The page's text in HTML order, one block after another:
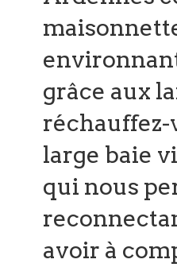
grâce aux
réchauffez-
large baie
qui nous
avoir à